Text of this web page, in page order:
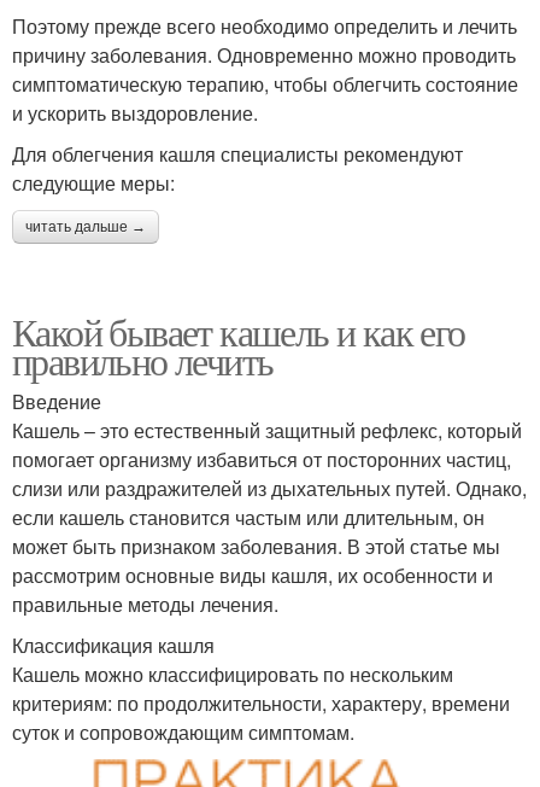
Поэтому прежде всего необходимо определить и лечить
причину заболевания. Одновременно можно проводить
симптоматическую терапию, чтобы облегчить состояние
и ускорить выздоровление.
Для облегчения кашля специалисты рекомендуют
следующие меры:
читать дальше →
Какой бывает кашель и как его
правильно лечить
Введение
Кашель – это естественный защитный рефлекс, который
помогает организму избавиться от посторонних частиц,
слизи или раздражителей из дыхательных путей. Однако,
если кашель становится частым или длительным, он
может быть признаком заболевания. В этой статье мы
рассмотрим основные виды кашля, их особенности и
правильные методы лечения.
Классификация кашля
Кашель можно классифицировать по нескольким
критериям: по продолжительности, характеру, времени
суток и сопровождающим симптомам.